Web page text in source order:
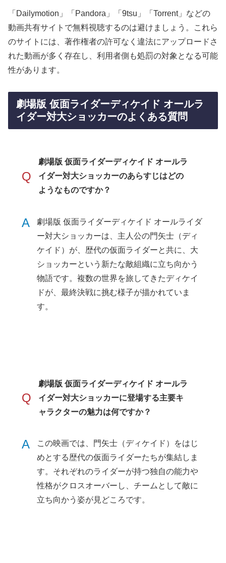
「Dailymotion」「Pandora」「9tsu」「Torrent」などの
動画共有サイトで無料視聴するのは避けましょう。これら
のサイトには、著作権者の許可なく違法にアップロードさ
れた動画が多く存在し、利用者側も処罰の対象となる可能
性があります。
劇場版 仮面ライダーディケイド オールラ
イダー対大ショッカーのよくある質問
Q
劇場版 仮面ライダーディケイド オールラ
イダー対大ショッカーのあらすじはどの
ようなものですか？
A
劇場版 仮面ライダーディケイド オールライダ
ー対大ショッカーは、主人公の門矢士（ディ
ケイド）が、歴代の仮面ライダーと共に、大
ショッカーという新たな敵組織に立ち向かう
物語です。複数の世界を旅してきたディケイ
ドが、最終決戦に挑む様子が描かれていま
す。
Q
劇場版 仮面ライダーディケイド オールラ
イダー対大ショッカーに登場する主要キ
ャラクターの魅力は何ですか？
A
この映画では、門矢士（ディケイド）をはじ
めとする歴代の仮面ライダーたちが集結しま
す。それぞれのライダーが持つ独自の能力や
性格がクロスオーバーし、チームとして敵に
立ち向かう姿が見どころです。